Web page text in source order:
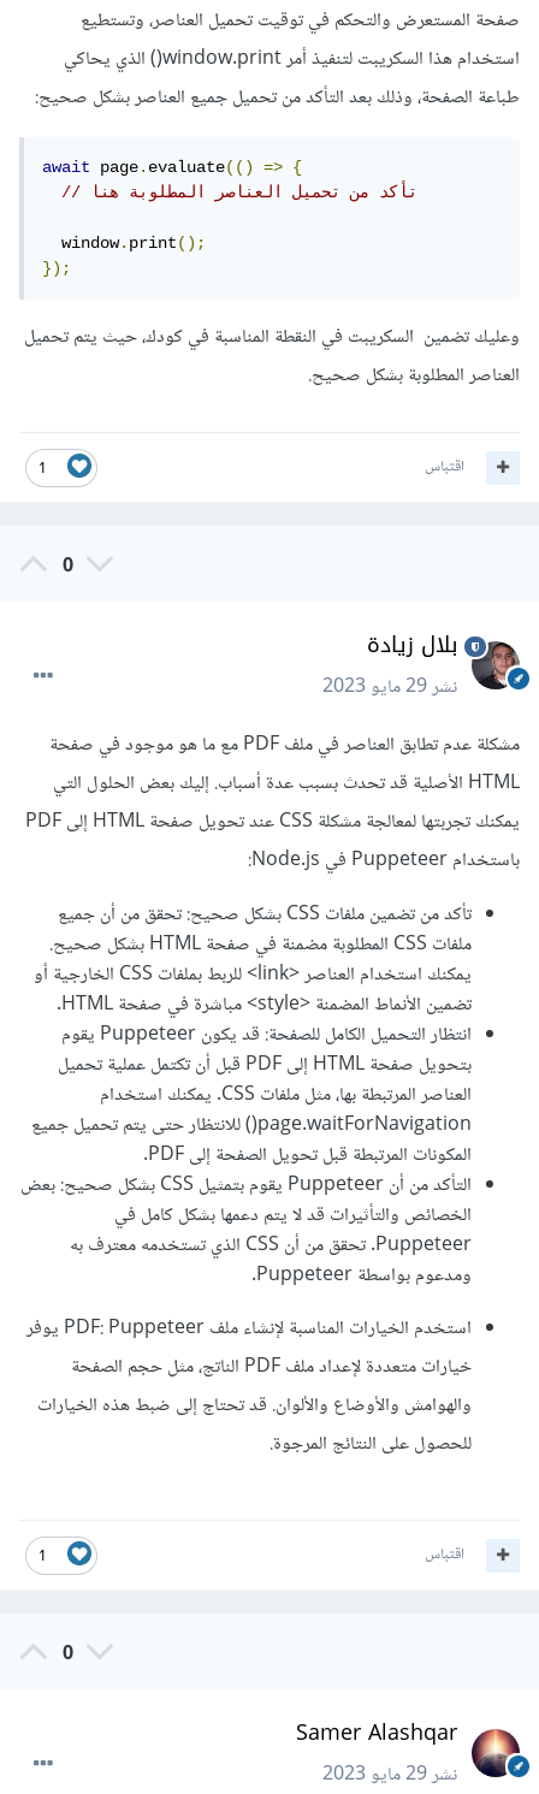
صفحة المستعرض والتحكم في توقيت تحميل العناصر، وتستطيع
استخدام هذا السكريبت لتنفيذ أمر window.print() الذي يحاكي
طباعة الصفحة، وذلك بعد التأكد من تحميل جميع العناصر بشكل صحيح:
await page.evaluate(() =>
{
// تأكد من تحميل العناصر المطلوبة هنا
  window
.print();
});
وعليك تضمين السكريبت في النقطة المناسبة في كودك، حيث يتم تحميل
العناصر المطلوبة بشكل صحيح.
1 اقتباس
0
بلال زيادة
نشر29 مايو 2023
مشكلة عدم تطابق العناصر في ملف PDF مع ما هو موجود في صفحة
HTML الأصلية قد تحدث بسبب عدة أسباب. إليك بعض الحلول التي
يمكنك تجربتها لمعالجة مشكلة CSS عند تحويل صفحة HTML إلى PDF
باستخدام Puppeteer في Node.js:
تأكد من تضمين ملفات CSS بشكل صحيح: تحقق من أن جميع
ملفات CSS المطلوبة مضمنة في صفحة HTML بشكل صحيح.
يمكنك استخدام العناصر <link> للربط بملفات CSS الخارجية أو
تضمين الأنماط المضمنة <style> مباشرة في صفحة HTML.
انتظار التحميل الكامل للصفحة: قد يكون Puppeteer يقوم
بتحويل صفحة HTML إلى PDF قبل أن تكتمل عملية تحميل
العناصر المرتبطة بها، مثل ملفات CSS. يمكنك استخدام
page.waitForNavigation() للانتظار حتى يتم تحميل جميع
المكونات المرتبطة قبل تحويل الصفحة إلى PDF.
التأكد من أن Puppeteer يقوم بتمثيل CSS بشكل صحيح: بعض
الخصائص والتأثيرات قد لا يتم دعمها بشكل كامل في
Puppeteer. تحقق من أن CSS الذي تستخدمه معترف به
ومدعوم بواسطة Puppeteer.
استخدم الخيارات المناسبة لإنشاء ملف PDF: Puppeteer يوفر
خيارات متعددة لإعداد ملف PDF الناتج، مثل حجم الصفحة
والهوامش والأوضاع والألوان. قد تحتاج إلى ضبط هذه الخيارات
للحصول على النتائج المرجوة.
1 اقتباس
0
Samer Alashqar
نشر29 مايو 2023